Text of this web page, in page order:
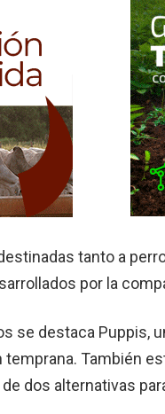
tanto a
por la
se destaca Puppis,
También
dos alternativas